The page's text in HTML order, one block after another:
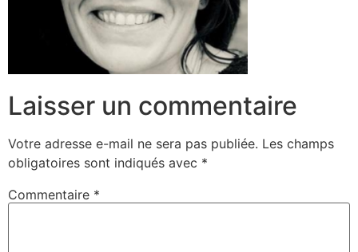
Laisser un commentaire
Votre adresse e-mail ne sera pas publiée. Les champs
obligatoires sont indiqués avec *
Commentaire *